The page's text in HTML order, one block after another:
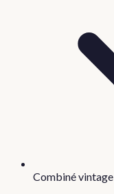
Combiné vintage